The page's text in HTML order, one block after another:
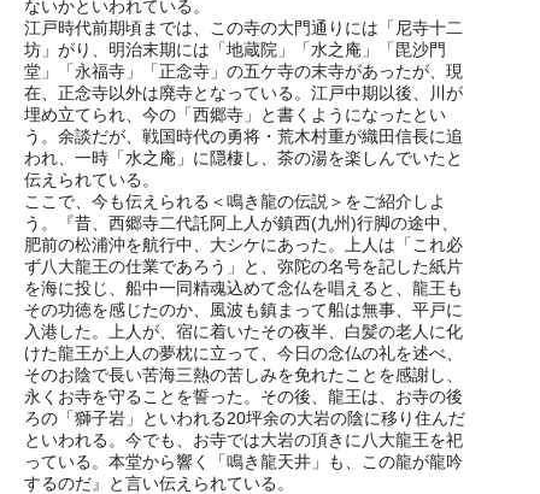
ないかといわれている。
江戸時代前期頃までは、この寺の大門通りには「尼寺十二
坊」がり、明治末期には「地蔵院」「水之庵」「毘沙門
堂」「永福寺」「正念寺」の五ケ寺の末寺があったが、現
在、正念寺以外は廃寺となっている。江戸中期以後、川が
埋め立てられ、今の「西郷寺」と書くようになったとい
う。余談だが、戦国時代の勇将・荒木村重が織田信長に追
われ、一時「水之庵」に隠棲し、茶の湯を楽しんでいたと
伝えられている。
ここで、今も伝えられる＜鳴き龍の伝説＞をご紹介しよ
う。『昔、西郷寺二代託阿上人が鎮西(九州)行脚の途中、
肥前の松浦沖を航行中、大シケにあった。上人は「これ必
ず八大龍王の仕業であろう」と、弥陀の名号を記した紙片
を海に投じ、船中一同精魂込めて念仏を唱えると、龍王も
その功徳を感じたのか、風波も鎮まって船は無事、平戸に
入港した。上人が、宿に着いたその夜半、白髪の老人に化
けた龍王が上人の夢枕に立って、今日の念仏の礼を述べ、
そのお陰で長い苦海三熱の苦しみを免れたことを感謝し、
永くお寺を守ることを誓った。その後、龍王は、お寺の後
ろの「獅子岩」といわれる20坪余の大岩の陰に移り住んだ
といわれる。今でも、お寺では大岩の頂きに八大龍王を祀
っている。本堂から響く「鳴き龍天井」も、この龍が龍吟
するのだ』と言い伝えられている。